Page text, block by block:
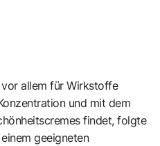
allem für Wirkstoffe
und mit dem
findet, folgte
geeigneten